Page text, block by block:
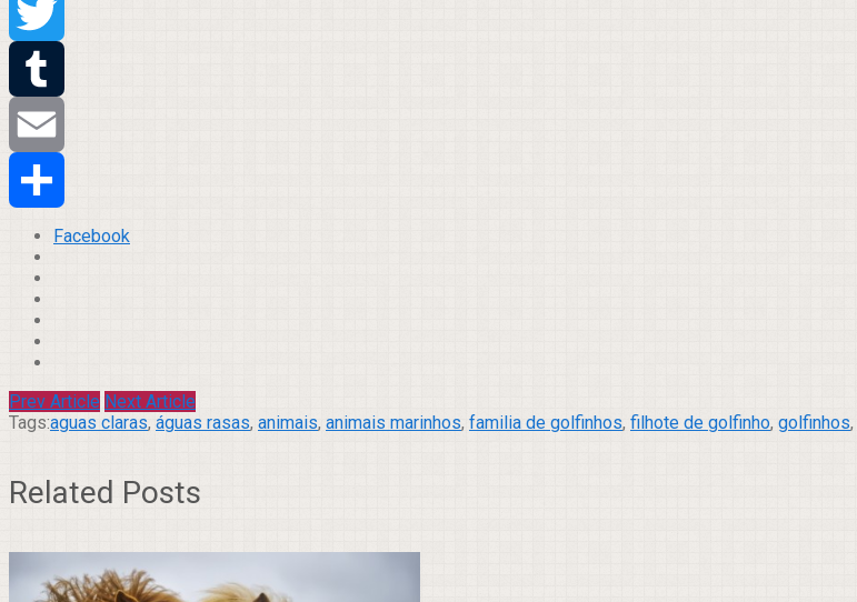
Pinterest
Twitter
Tumblr
Email
Compartilhar
Facebook
Prev Article Next Article
Tags:aguas claras, águas rasas, animais, animais marinhos, familia de golfinhos, filhote de golfinho, golfinhos,
Related Posts